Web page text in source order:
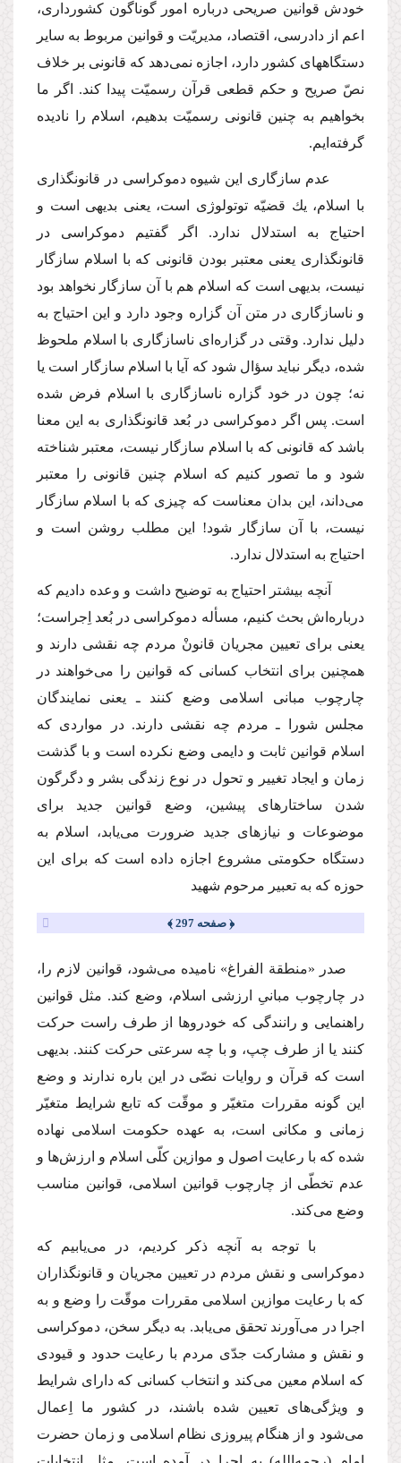
خودش قوانین صریحى درباره امور گوناگون كشوردارى،
اعم از دادرسى، اقتصاد، مدیریّت و قوانین مربوط به سایر
دستگاههاى كشور دارد، اجازه نمى‌دهد كه قانونى بر خلاف
نصّ صریح و حكم قطعى قرآن رسمیّت پیدا كند. اگر ما
بخواهیم به چنین قانونى رسمیّت بدهیم، اسلام را نادیده
گرفته‌ایم.
عدم سازگارى این شیوه دموكراسى در قانونگذارى
با اسلام، یك قضیّه توتولوژى است، یعنى بدیهى است و
احتیاج به استدلال ندارد. اگر گفتیم دموكراسى در
قانونگذارى یعنى معتبر بودن قانونى كه با اسلام سازگار
نیست، بدیهى است كه اسلام هم با آن سازگار نخواهد بود
و ناسازگارى در متن آن گزاره وجود دارد و این احتیاج به
دلیل ندارد. وقتى در گزاره‌اى ناسازگارى با اسلام ملحوظ
شده، دیگر نباید سؤال شود كه آیا با اسلام سازگار است یا
نه؛ چون در خود گزاره ناسازگارى با اسلام فرض شده
است. پس اگر دموكراسى در بُعد قانونگذارى به این معنا
باشد كه قانونى كه با اسلام سازگار نیست، معتبر شناخته
شود و ما تصور كنیم كه اسلام چنین قانونى را معتبر
مى‌داند، این بدان معناست كه چیزى كه با اسلام سازگار
نیست، با آن سازگار شود! این مطلب روشن است و
احتیاج به استدلال ندارد.
آنچه بیشتر احتیاج به توضیح داشت و وعده دادیم كه
درباره‌اش بحث كنیم، مسأله دموكراسى در بُعد اِجراست؛
یعنى براى تعیین مجریان قانونْ مردم چه نقشى دارند و
همچنین براى انتخاب كسانى كه قوانین را مى‌خواهند در
چارچوب مبانى اسلامى وضع كنند ـ یعنى نمایندگان
مجلس شورا ـ مردم چه نقشى دارند. در مواردى كه
اسلام قوانین ثابت و دایمى وضع نكرده است و با گذشت
زمان و ایجاد تغییر و تحول در نوع زندگى بشر و دگرگون
شدن ساختارهاى پیشین، وضع قوانین جدید براى
موضوعات و نیازهاى جدید ضرورت مى‌یابد، اسلام به
دستگاه حكومتى مشروع اجازه داده است كه براى این
حوزه كه به تعبیر مرحوم شهید
﴿ صفحه 297 ﴾
صدر «منطقة الفراغ» نامیده مى‌شود، قوانین لازم را،
در چارچوب مبانىِ ارزشى اسلام، وضع كند. مثل قوانین
راهنمایى و رانندگى كه خودروها از طرف راست حركت
كنند یا از طرف چپ، و با چه سرعتى حركت كنند. بدیهى
است كه قرآن و روایات نصّى در این باره ندارند و وضع
این گونه مقررات متغیّر و موقّت كه تابع شرایط متغیّر
زمانى و مكانى است، به عهده حكومت اسلامى نهاده
شده كه با رعایت اصول و موازین كلّى اسلام و ارزش‌ها و
عدم تخطّى از چارچوب قوانین اسلامى، قوانین مناسب
وضع مى‌كند.
با توجه به آنچه ذكر كردیم، در مى‌یابیم كه
دموكراسى و نقش مردم در تعیین مجریان و قانونگذاران
كه با رعایت موازین اسلامى مقررات موقّت را وضع و به
اجرا در مى‌آورند تحقق مى‌یابد. به دیگر سخن، دموكراسى
و نقش و مشاركت جدّى مردم با رعایت حدود و قیودى
كه اسلام معین مى‌كند و انتخاب كسانى كه داراى شرایط
و ویژگى‌هاى تعیین شده باشند، در كشور ما اِعمال
مى‌شود و از هنگام پیروزى نظام اسلامى و زمان حضرت